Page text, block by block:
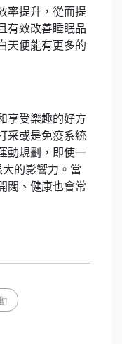
率提升，從而提
有效改善睡眠品
天便能有更多的
享受樂趣的好方
采或是免疫系統
動規劃，即使一
的影響力。當
闊、健康也會常